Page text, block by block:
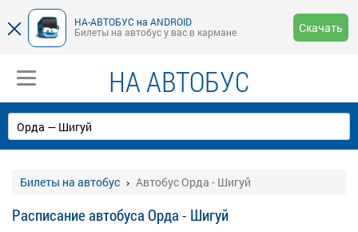
НА-АВТОБУС на ANDROID
Билеты на автобус у вас в кармане
Скачать
НА АВТОБУС
Билеты на автобус Автобус Орда - Шигуй
Расписание автобуса Орда - Шигуй